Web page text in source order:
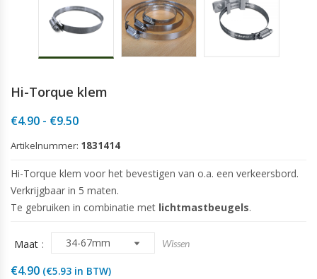
Hi-Torque klem
€4.90 - €9.50Prijsklasse:
tot
Artikelnummer: 1831414
Hi-Torque klem voor het bevestigen van o.a. een verkeersbord.
Verkrijgbaar in 5 maten.
Te gebruiken in combinatie met lichtmastbeugels.
Maat Wissen
€4.90 (€5.93 in BTW)